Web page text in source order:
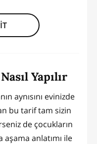
Yapılır
aynısını evinizde
bu tarif tam sizin
de çocukların
anlatımı ile